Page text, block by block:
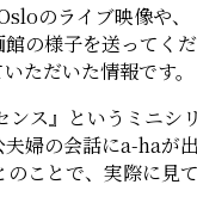
のライブ映像や
の様子を送ってく
ただいた情報です。
ス』というミニシ
婦の会話にa-haが
ことで、実際に見て